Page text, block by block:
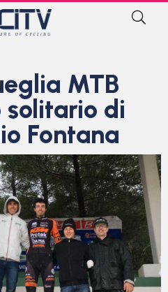
MTB
solitario di
Fontana